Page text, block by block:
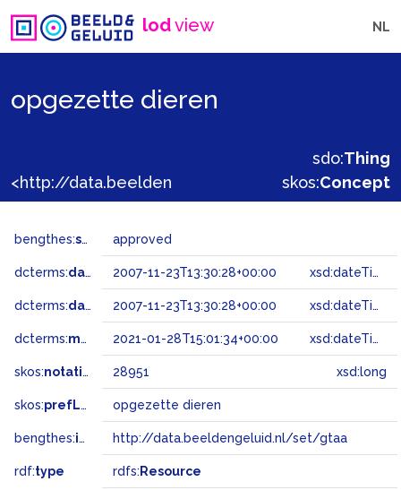
lodview NL
opgezette dieren
sdo:Thing
skos:Concept
bengthes:status approved
dcterms:dateAccepted 2007-11-23T13:30:28+00:00 xsd:dateTime
dcterms:dateSubmitted 2007-11-23T13:30:28+00:00 xsd:dateTime
dcterms:modified 2021-01-28T15:01:34+00:00 xsd:dateTime
skos:notation 28951 xsd:long
skos:prefLabel opgezette dieren
bengthes:inSet http://data.beeldengeluid.nl/set/gtaa
rdf:type rdfs: Resource